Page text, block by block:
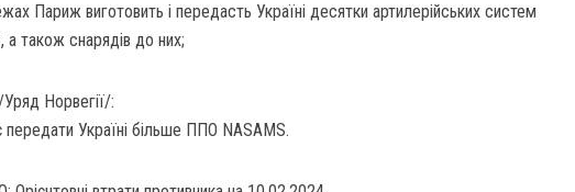
Париж виготовить і передасть Україні десятки артилерійських систем
а також снарядів до них;
Норвегії/:
передати Україні більше ППО NASAMS.